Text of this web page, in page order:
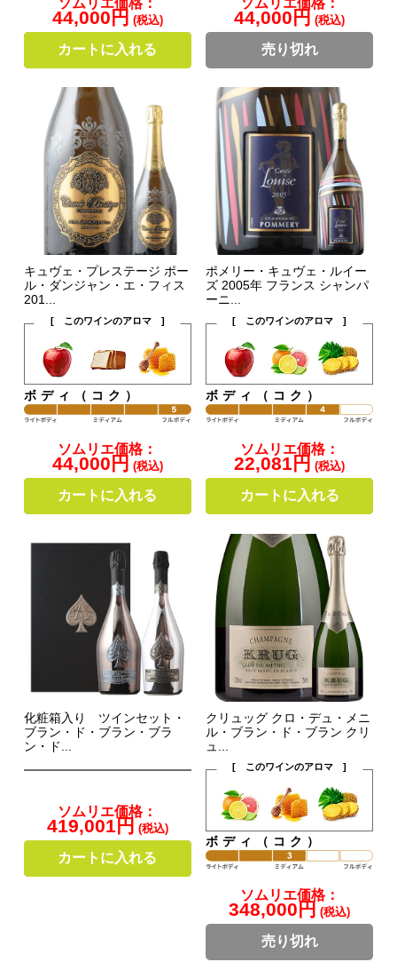
44,000円 (税込)
カートに入れる
44,000円 (税込)
売り切れ
キュヴェ・プレステージ ポー
ル・ダンジャン・エ・フィス
201...
[ このワインのアロマ ]
ボディ（コク）
ソムリエ価格：
44,000円 (税込)
カートに入れる
ポメリー・キュヴェ・ルイー
ズ 2005年 フランス シャンパ
ーニ...
[ このワインのアロマ ]
ボディ（コク）
ソムリエ価格：
22,081円 (税込)
カートに入れる
化粧箱入り ツインセット・
ブラン・ド・ブラン・ブラ
ン・ド...
ソムリエ価格：
419,001円 (税込)
カートに入れる
クリュッグ クロ・デュ・メニ
ル・ブラン・ド・ブラン クリ
ュ...
[ このワインのアロマ ]
ボディ（コク）
ソムリエ価格：
348,000円 (税込)
売り切れ